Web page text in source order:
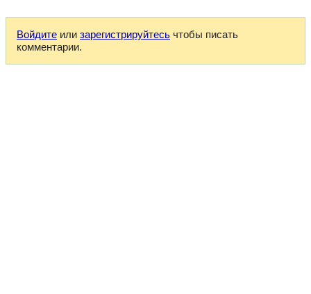
Войдите или зарегистрируйтесь чтобы писать
комментарии.